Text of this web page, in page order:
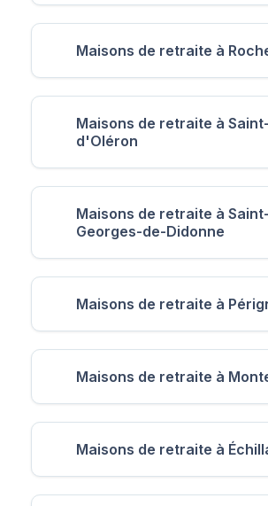
Maisons de retraite à
Maisons de retraite à
d'Oléron
Maisons de retraite à Saint-
Georges-de-Didonne
Maisons de retraite à
Maisons de retraite à
Maisons de retraite à